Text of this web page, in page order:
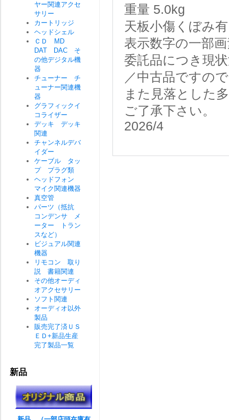
重量 5.0kg
天板小傷くぼみ有
表示数字の一部
委託品につき現
／中古品ですの
また見落とした
ご了承下さい。
2026/4
ヤー関連アクセ
サリー
カートリッジ
ヘッドシェル
ＣＤ MD
DAT DAC そ
の他デジタル機
器
チューナー チ
ューナー関連機
器
グラフィックイ
コライザー
デッキ デッキ
関連
チャンネルデバ
イダー
ケーブル タッ
プ プラグ類
ヘッドフォン
マイク関連機器
真空管
パーツ（抵抗
コンデンサ メ
ーター トラン
スなど）
ビジュアル関連
機器
リモコン 取り
説 書籍関連
その他オーディ
オアクセサリー
ソフト関連
オーディオ以外
製品
販売完了済ＵＳ
ＥＤ+新品生産
完了製品一覧
新品